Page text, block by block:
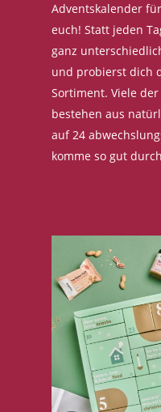
Adventskalender
euch! Statt jeden
ganz
und probierst dich
Sortiment. Viele
bestehen aus
auf 24
komme so gut